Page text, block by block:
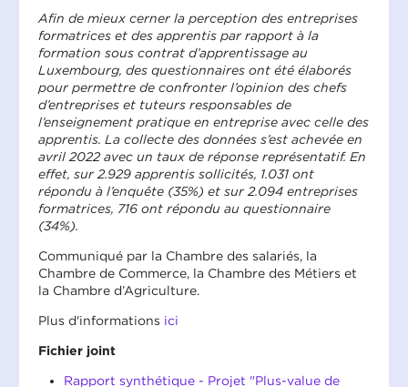
Afin de mieux cerner la perception des entreprises
formatrices et des apprentis par rapport à la
formation sous contrat d’apprentissage au
Luxembourg, des questionnaires ont été élaborés
pour permettre de confronter l’opinion des chefs
d’entreprises et tuteurs responsables de
l’enseignement pratique en entreprise avec celle des
apprentis. La collecte des données s’est achevée en
avril 2022 avec un taux de réponse représentatif. En
effet, sur 2.929 apprentis sollicités, 1.031 ont
répondu à l’enquête (35%) et sur 2.094 entreprises
formatrices, 716 ont répondu au questionnaire
(34%).
Communiqué par la Chambre des salariés, la
Chambre de Commerce, la Chambre des Métiers et
la Chambre d’Agriculture.
Plus d'informations ici
Fichier joint
Rapport synthétique - Projet "Plus-value de